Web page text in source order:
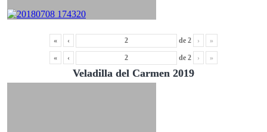
« ‹ de 2 › »
« ‹ de 2 › »
Veladilla del Carmen 2019